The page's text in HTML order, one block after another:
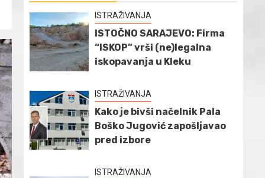
ISTRAŽIVANJA
ISTOČNO SARAJEVO: Firma
“ISKOP” vrši (ne)legalna
iskopavanja u Kleku
ISTRAŽIVANJA
Kako je bivši načelnik Pala
Boško Jugović zapošljavao
pred izbore
ISTRAŽIVANJA